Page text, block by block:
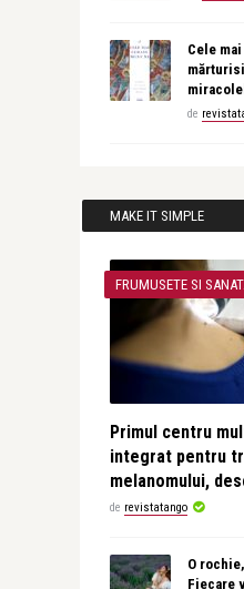
Cele
de
MAKE IT SIMPLE
FRUMUSETE SI
Primul centru
integrat pentru
melanomului,
de revistatango
O
Fiecare